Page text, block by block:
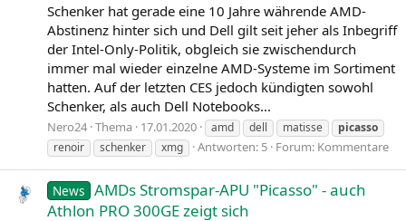
Schenker hat gerade eine 10 Jahre währende AMD-
Abstinenz hinter sich und Dell gilt seit jeher als Inbegriff
der Intel-Only-Politik, obgleich sie zwischendurch
immer mal wieder einzelne AMD-Systeme im Sortiment
hatten. Auf der letzten CES jedoch kündigten sowohl
Schenker, als auch Dell Notebooks...
Nero24 Thema 17.01.2020 amd dell matisse
picasso
renoir
schenker xmg Antworten: 5 Forum: Kommentare
News AMDs Stromspar-APU "Picasso" - auch
Athlon PRO 300GE zeigt sich